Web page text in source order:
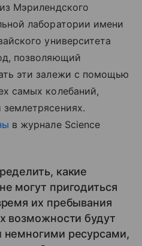
Мэрилендского
лаборатории имени
университета
позволяющий
эти залежи с помощью
самых колебаний,
в журнале Science
какие
могут пригодиться
их пребывания
возможности будут
немногими ресурсами,